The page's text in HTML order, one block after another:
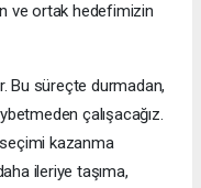
ve ortak hedefimizin
Bu süreçte durmadan,
çalışacağız.
kazanma
ileriye taşıma,